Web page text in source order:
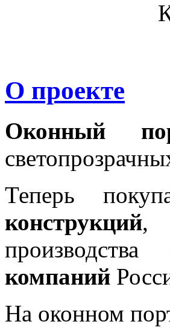
О проекте
Оконный
Теперь
конструкций,
компаний
На оконном